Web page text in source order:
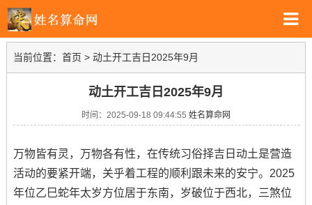
当前位置： 首页 > 动土开工吉日2025年9月
动土开工吉日2025年9月
时间：2025-09-18 09:44:55 姓名算命网
万物皆有灵，万物各有性，在传统习俗择吉日动土是营造
活动的要紧开端，关乎着工程的顺利跟未来的安宁。2025
年位乙巳蛇年太岁方位居于东南，岁破位于西北，三煞位